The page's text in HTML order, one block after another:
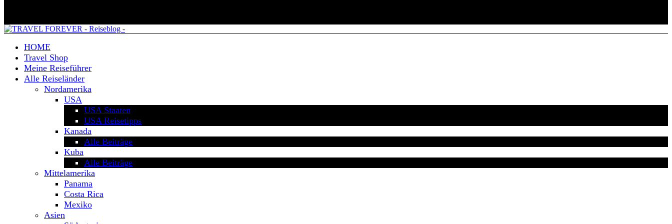
HOME
Travel Shop
Meine Reiseführer
Alle Reiseländer
Nordamerika
USA
USA Staaten
USA Reisetipps
Kanada
Alle Beiträge
Kuba
Alle Beiträge
Mittelamerika
Panama
Costa Rica
Mexiko
Asien